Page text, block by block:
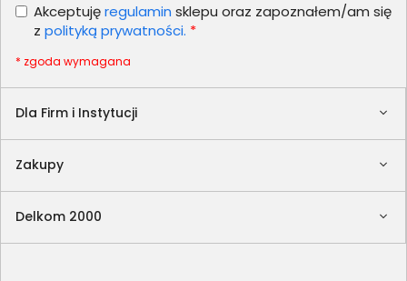
Dla Firm i Instytucji
Zakupy
Delkom 2000
Akceptujęregulamin sklepu oraz zapoznałem/am się
z polityką prywatności. *
* zgoda wymagana